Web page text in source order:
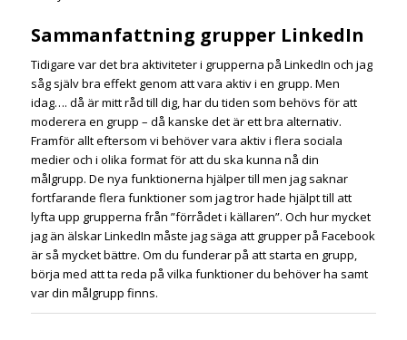
Sammanfattning grupper LinkedIn
Tidigare var det bra aktiviteter i grupperna på LinkedIn och jag
såg själv bra effekt genom att vara aktiv i en grupp. Men
idag…. då är mitt råd till dig, har du tiden som behövs för att
moderera en grupp – då kanske det är ett bra alternativ.
Framför allt eftersom vi behöver vara aktiv i flera sociala
medier och i olika format för att du ska kunna nå din
målgrupp. De nya funktionerna hjälper till men jag saknar
fortfarande flera funktioner som jag tror hade hjälpt till att
lyfta upp grupperna från ”förrådet i källaren”. Och hur mycket
jag än älskar LinkedIn måste jag säga att grupper på Facebook
är så mycket bättre. Om du funderar på att starta en grupp,
börja med att ta reda på vilka funktioner du behöver ha samt
var din målgrupp finns.